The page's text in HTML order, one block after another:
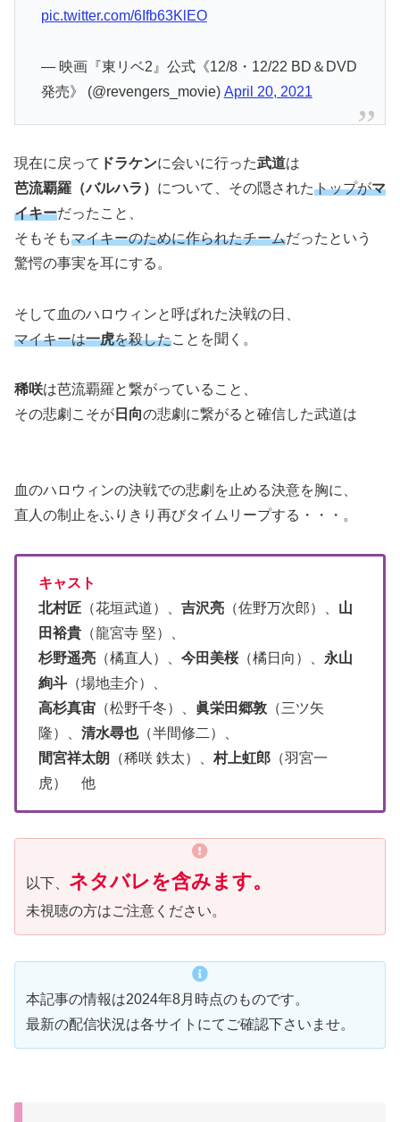
pic.twitter.com/6Ifb63KlEO
— 映画『東リベ2』公式《12/8・12/22 BD＆DVD
発売》 (@revengers_movie) April 20, 2021
現在に戻って ドラケンに会いに行った武道は
芭流覇羅（バルハラ） について、その隠されたトップがマ
イキーだったこと、
そもそもマイキーのために作られたチームだったという
驚愕の事実を耳にする。
そして血のハロウィンと呼ばれた決戦の日、
マイキーは一虎を殺したことを聞く。
稀咲は芭流覇羅と繋がっていること、
その悲劇こそが 日向の悲劇に繋がると確信した武道は
血のハロウィンの決戦での悲劇を止める決意を胸に、
直人の制止をふりきり再びタイムリープする・・・。
キャスト
北村匠 （花垣武道）、 吉沢亮 （佐野万次郎）、 山
田裕貴 （龍宮寺 堅）、
杉野遥亮 （橘直人）、 今田美桜（橘日向）、 永山
絢斗 （場地圭介）、
高杉真宙 （松野千冬）、 眞栄田郷敦 （三ツ矢
隆）、 清水尋也（半間修二）、
間宮祥太朗
（稀咲 鉄太）、 村上虹郎 （羽宮一
虎） 他
以下、 ネタバレを含みます。
未視聴の方はご注意ください。
本記事の情報は2024年8月時点のものです。
最新の配信状況は各サイトにてご確認下さいませ。